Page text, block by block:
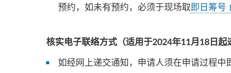
预约，如未有预约，必须于现场取即日筹号
核实电子联络方式（适用于2024年11月18日起
如经网上递交通知，申请人须在申请过程中